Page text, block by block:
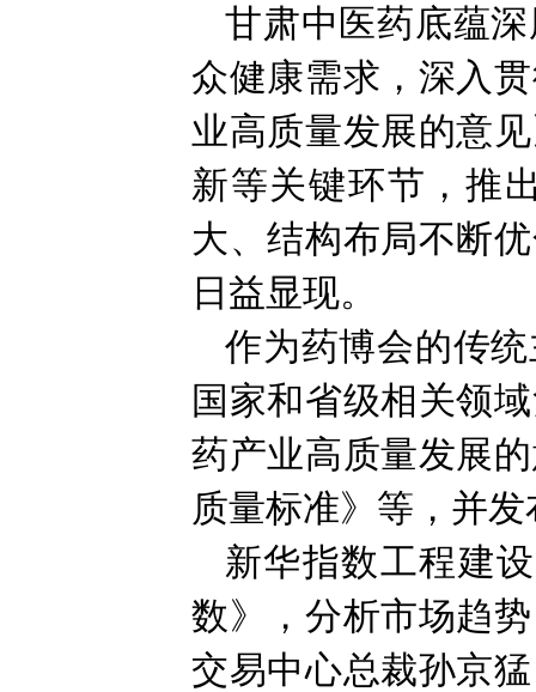
甘肃中医药底蕴
众健康需求，深入
业高质量发展的意
新等关键环节，推
大、结构布局不断
日益显现。
作为药博会的传
国家和省级相关领
药产业高质量发展
质量标准》等，并
新华指数工程建
数》，分析市场趋
交易中心总裁孙京